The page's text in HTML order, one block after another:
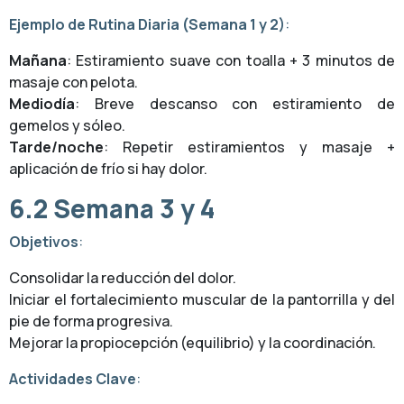
Ejemplo de Rutina Diaria (Semana 1 y 2):
Mañana: Estiramiento suave con toalla + 3 minutos de
masaje con pelota.
Mediodía: Breve descanso con estiramiento de
gemelos y sóleo.
Tarde/noche: Repetir estiramientos y masaje +
aplicación de frío si hay dolor.
6.2 Semana 3 y 4
Objetivos:
Consolidar la reducción del dolor.
Iniciar el fortalecimiento muscular de la pantorrilla y del
pie de forma progresiva.
Mejorar la propiocepción (equilibrio) y la coordinación.
Actividades Clave: